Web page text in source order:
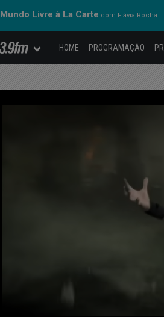
Mundo Livre à La Carte com Flávia Rocha
HOME PROGRAMAÇÃO